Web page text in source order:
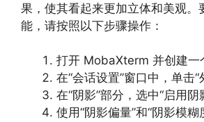
果，使其看起来更加立体和美观。
能，请按照以下步骤操作：
打开 MobaXterm 并创建一
在“会话设置”窗口中，单击“
在“阴影”部分，选中“启用阴
使用“阴影偏量”和“阴影模